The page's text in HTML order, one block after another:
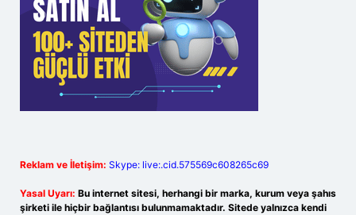
Reklam ve İletişim: Skype: live:.cid.575569c608265c69
Yasal Uyarı: Bu internet sitesi, herhangi bir marka, kurum veya şahıs
şirketi ile hiçbir bağlantısı bulunmamaktadır. Sitede yalnızca kendi